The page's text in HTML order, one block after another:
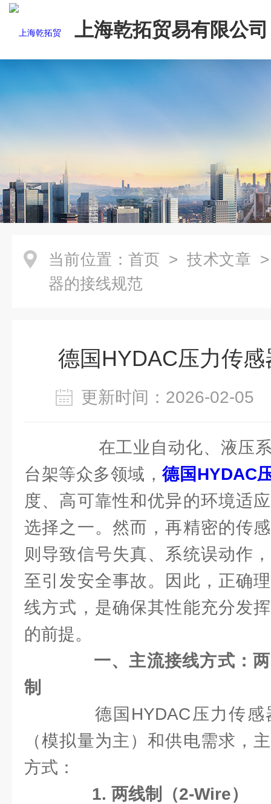
上海乾拓贸易有限公司
当前位置： 首页 > 技术文章
器的接线规范
德国HYDAC压力传
更新时间：2026-02-
在工业自动化、液压系
台架等众多领域，德国HYDAC
度、高可靠性和优异的环境适
选择之一。然而，再精密的传
则导致信号失真、系统误动作
至引发安全事故。因此，正确
线方式，是确保其性能充分发
的前提。
一、主流接线方式：
制
德国HYDAC压力传感
（模拟量为主）和供电需求，
方式：
1. 两线制（2-Wire）